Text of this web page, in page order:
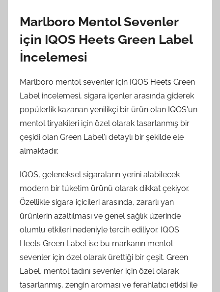
Marlboro Mentol Sevenler
için IQOS Heets Green Label
İncelemesi
Marlboro mentol sevenler için IQOS Heets Green
Label incelemesi, sigara içenler arasında giderek
popülerlik kazanan yenilikçi bir ürün olan IQOS'un
mentol tiryakileri için özel olarak tasarlanmış bir
çeşidi olan Green Label'ı detaylı bir şekilde ele
almaktadır.
IQOS, geleneksel sigaraların yerini alabilecek
modern bir tüketim ürünü olarak dikkat çekiyor.
Özellikle sigara içicileri arasında, zararlı yan
ürünlerin azaltılması ve genel sağlık üzerinde
olumlu etkileri nedeniyle tercih ediliyor. IQOS
Heets Green Label ise bu markanın mentol
sevenler için özel olarak ürettiği bir çeşit. Green
Label, mentol tadını sevenler için özel olarak
tasarlanmış, zengin aroması ve ferahlatıcı etkisi ile